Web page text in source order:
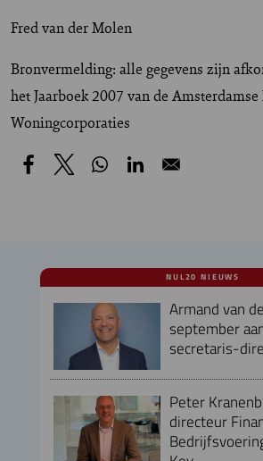
Fred van der Molen
Bronvermelding: alle gegevens zijn
het Jaarboek 2007 van de
Woningcorporaties
NUL20 NIEUWS
Armand van
september
secretaris-
Peter
directeur